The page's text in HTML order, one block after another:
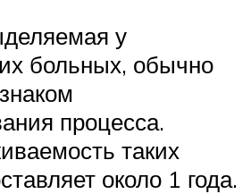
у
больных, обычно
процесса.
таких
около 1 года.